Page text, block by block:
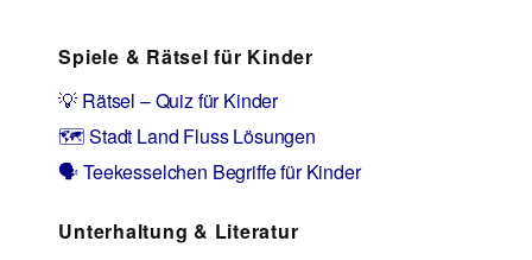
Spiele & Rätsel für Kinder
💡 Rätsel – Quiz für Kinder
🗺️ Stadt Land Fluss Lösungen
🗣️ Teekesselchen Begriffe für Kinder
Unterhaltung & Literatur